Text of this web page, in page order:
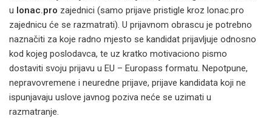
u lonac.pro zajednici (samo prijave pristigle kroz lonac.pro
zajednicu će se razmatrati). U prijavnom obrascu je potrebno
naznačiti za koje radno mjesto se kandidat prijavljuje odnosno
kod kojeg poslodavca, te uz kratko motivaciono pismo
dostaviti svoju prijavu u EU – Europass formatu. Nepotpune,
nepravovremene i neuredne prijave, prijave kandidata koji ne
ispunjavaju uslove javnog poziva neće se uzimati u
razmatranje.